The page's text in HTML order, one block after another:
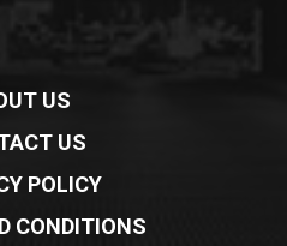
US
US
POLICY
CONDITIONS